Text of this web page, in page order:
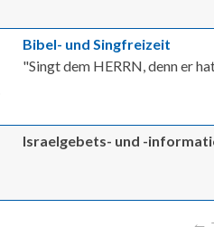
Bibel- und Singfreizeit
"Singt dem HERRN, denn er
Israelgebets- und -
←